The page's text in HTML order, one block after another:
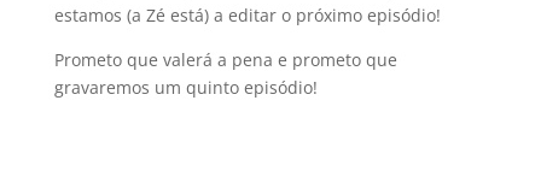
estamos (a Zé está) a editar o próximo episódio!
Prometo que valerá a pena e prometo que
gravaremos um quinto episódio!